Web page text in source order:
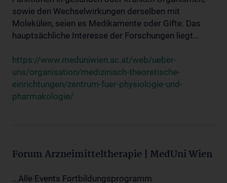
sowie den Wechselwirkungen derselben mit
Molekülen, seien es Medikamente oder Gifte. Das
hauptsächliche Interesse der Forschungen liegt...
https://www.meduniwien.ac.at/web/ueber-
uns/organisation/medizinisch-theoretische-
einrichtungen/zentrum-fuer-physiologie-und-
pharmakologie/
Forum Arzneimitteltherapie | MedUni Wien
...Alle Events Fortbildungsprogramm